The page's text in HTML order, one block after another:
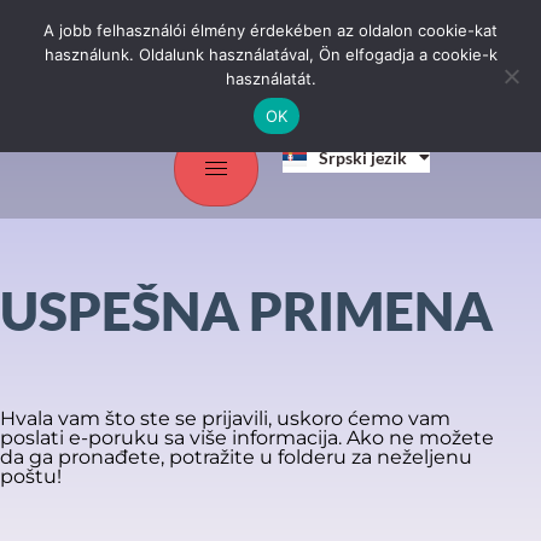
Srpski jezik
English
USPEŠNA PRIMENA
Hvala vam što ste se prijavili, uskoro ćemo vam
poslati e-poruku sa više informacija. Ako ne možete
da ga pronađete, potražite u folderu za neželjenu
poštu!
A jobb felhasználói élmény érdekében az oldalon cookie-kat
használunk. Oldalunk használatával, Ön elfogadja a cookie-k
használatát.
OK